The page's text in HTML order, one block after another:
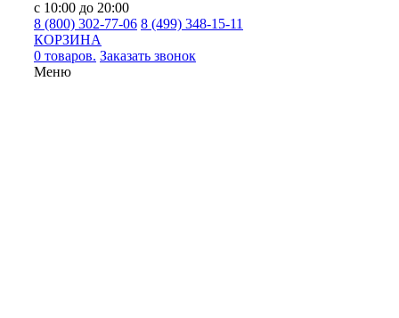
с 10:00 до 20:00
8 (800) 302-77-06 8 (499) 348-15-11
КОРЗИНА
0 товаров. Заказать звонок
Меню